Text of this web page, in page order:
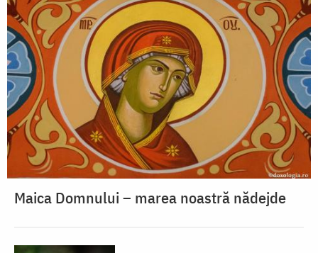
Maica Domnului – marea noastră nădejde